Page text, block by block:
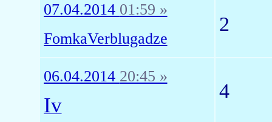
07.04.2014 01:59 »
FomkaVerblugadze
2
06.04.2014 20:45 »
Iv
4